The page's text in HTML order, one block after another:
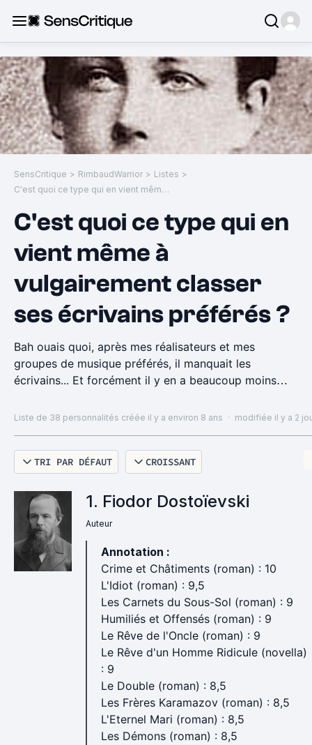
SensCritique > RimbaudWarrior > Listes >
C'est quoi ce type qui en vient même à vulgairement classer ses écrivains préférés ?
C'est quoi ce type qui en
vient même à
vulgairement classer
ses écrivains préférés ?
Bah ouais quoi, après mes réalisateurs et mes
groupes de musique préférés, il manquait les
écrivains... Et forcément il y en a beaucoup moins
livre.
Liste de 38 personnalités créée il y a environ 8 ans · modifiée il y a 2
TRI PAR DÉFAUT CROISSANT
1. Fiodor Dostoïevski
Auteur
Annotation :
Crime et Châtiments (roman) : 10
L'Idiot (roman) : 9,5
Les Carnets du Sous-Sol (roman) : 9
Humiliés et Offensés (roman) : 9
Le Rêve de l'Oncle (roman) : 9
Le Rêve d'un Homme Ridicule (novella)
: 9
Le Double (roman) : 8,5
Les Frères Karamazov (roman) : 8,5
L'Eternel Mari (roman) : 8,5
Les Démons (roman) : 8,5